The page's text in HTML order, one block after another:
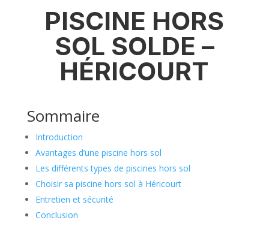
PISCINE HORS
SOL SOLDE –
HÉRICOURT
Sommaire
Introduction
Avantages d’une piscine hors sol
Les différents types de piscines hors sol
Choisir sa piscine hors sol à Héricourt
Entretien et sécurité
Conclusion